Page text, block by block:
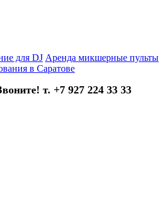
для DJ Аренда микшерные пульты
в Саратове
т. +7 927 224 33 33